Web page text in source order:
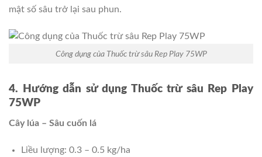
mật số sâu trở lại sau phun.
Công dụng của Thuốc trừ sâu Rep Play 75WP
4. Hướng dẫn sử dụng Thuốc trừ sâu Rep Play
75WP
Cây lúa – Sâu cuốn lá
Liều lượng: 0.3 – 0.5 kg/ha